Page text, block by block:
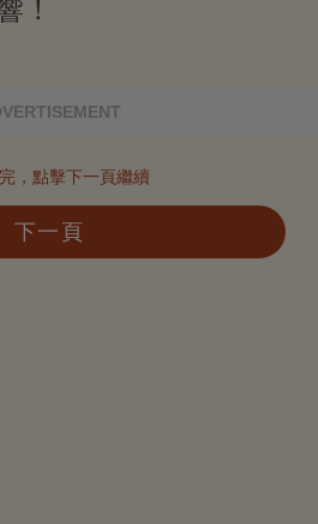
！
，點擊下一頁繼續
下一頁